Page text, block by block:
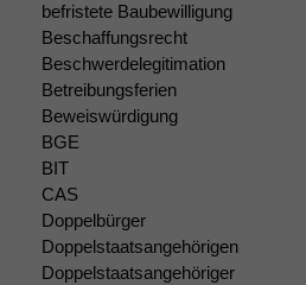
befristete Baubewilligung
Beschaffungsrecht
Beschwerdelegitimation
Betreibungsferien
Beweiswürdigung
BGE
BIT
CAS
Doppelbürger
Doppelstaatsangehörigen
Doppelstaatsangehöriger